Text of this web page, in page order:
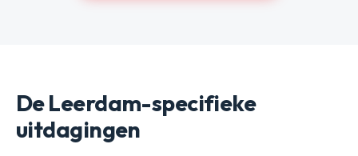
De Leerdam-specifieke
uitdagingen